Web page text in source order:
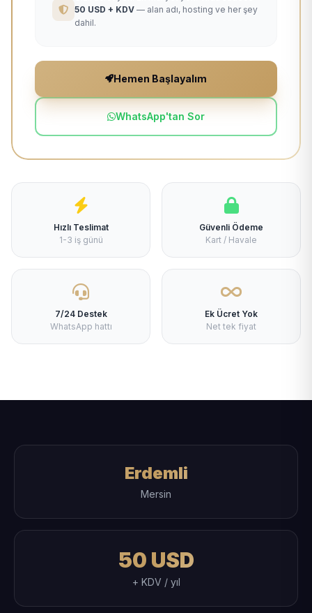
50 USD + KDV — alan adı, hosting ve her şey
dahil.
Hemen Başlayalım
WhatsApp'tan Sor
Hızlı Teslimat
1-3 iş günü
Güvenli Ödeme
Kart / Havale
7/24 Destek
WhatsApp hattı
Ek Ücret Yok
Net tek fiyat
Erdemli
Mersin
50 USD
+ KDV / yıl